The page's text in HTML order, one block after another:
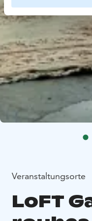
Veranstaltungsorte
LoFT